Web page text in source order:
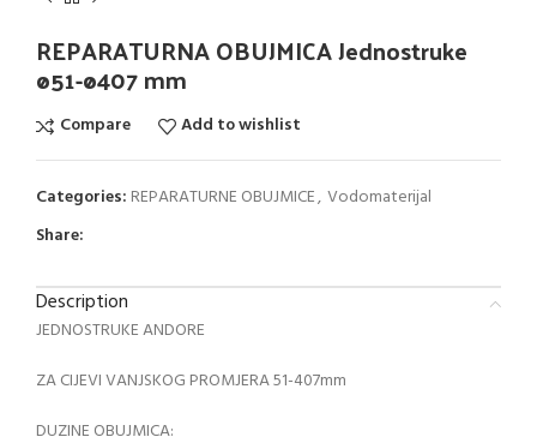
REPARATURNA OBUJMICA Jednostruke
ø51-ø407 mm
Compare Add to wishlist
Categories: REPARATURNE OBUJMICE, Vodomaterijal
Share:
Description
JEDNOSTRUKE ANDORE
ZA CIJEVI VANJSKOG PROMJERA 51-407mm
DUZINE OBUJMICA: